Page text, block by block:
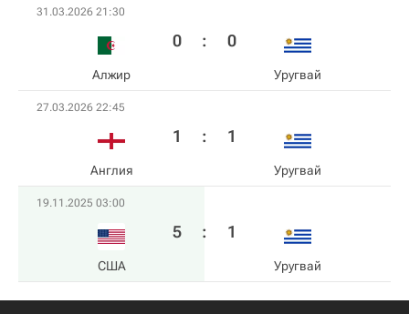
31.03.2026 21:30
Алжир
0 : 0
Уругвай
27.03.2026 22:45
Англия
1 : 1
Уругвай
19.11.2025 03:00
США
5 : 1
Уругвай